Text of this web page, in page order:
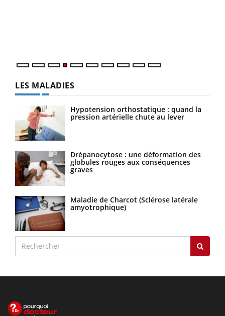
LES MALADIES
Hypotension orthostatique : quand la
pression artérielle chute au lever
Drépanocytose : une déformation des
globules rouges aux conséquences
graves
Maladie de Charcot (Sclérose latérale
amyotrophique)